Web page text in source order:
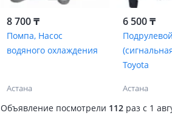
8 700 ₸
Помпа, Насос
водяного охлаждения
Астана
6 500 ₸
Toyota
Астана
Объявление посмотрели 112 раз c 1